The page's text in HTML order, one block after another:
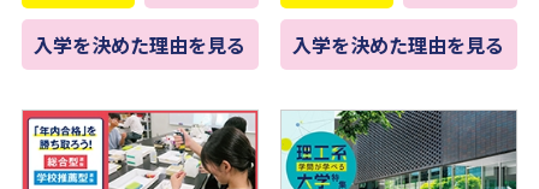
入学を決めた理由を見る 入学を決めた理由を見る